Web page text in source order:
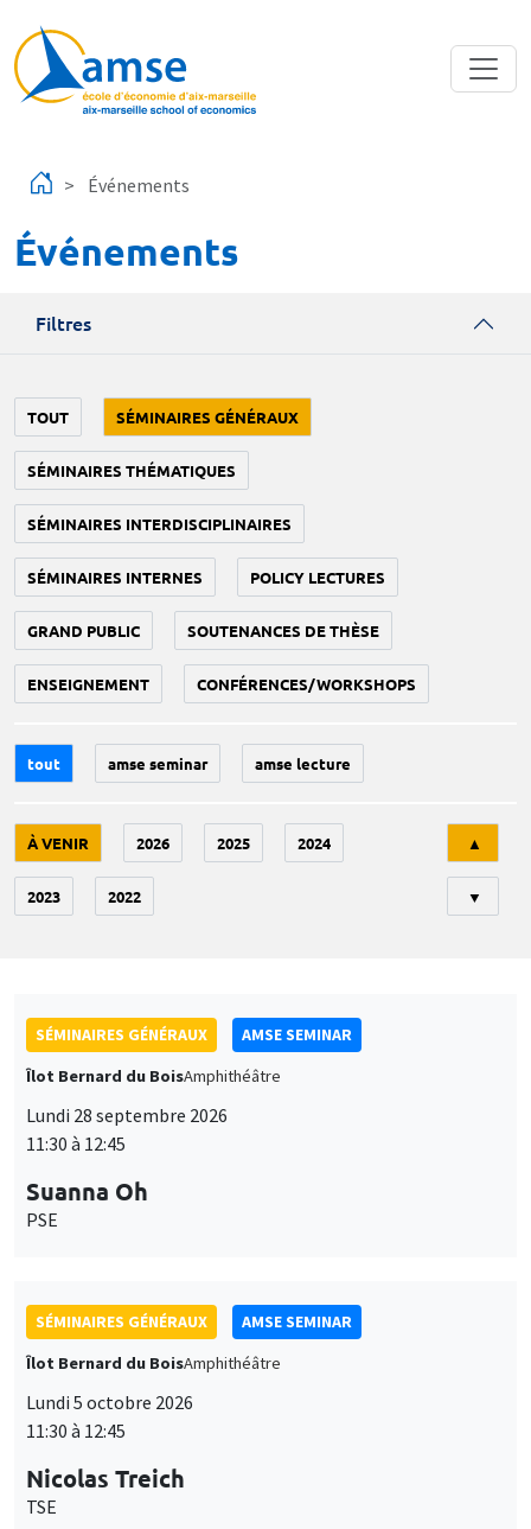
Événements
Événements
Filtres
TOUT SÉMINAIRES GÉNÉRAUX
SÉMINAIRES THÉMATIQUES
SÉMINAIRES INTERDISCIPLINAIRES
SÉMINAIRES INTERNES POLICY LECTURES
GRAND PUBLIC SOUTENANCES DE THÈSE
ENSEIGNEMENT CONFÉRENCES/WORKSHOPS
tout amse seminar amse lecture
À VENIR 2026 2025 2024
2023 2022
▲
▼
SÉMINAIRES GÉNÉRAUX
AMSE SEMINAR
Îlot Bernard du BoisAmphithéâtre
Lundi 28 septembre 2026
11:30 à 12:45
Suanna Oh
PSE
SÉMINAIRES GÉNÉRAUX
AMSE SEMINAR
Îlot Bernard du BoisAmphithéâtre
Lundi 5 octobre 2026
11:30 à 12:45
Nicolas Treich
TSE